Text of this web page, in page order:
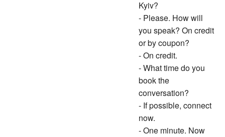
Kyiv?
- Please. How will
you speak? On credit
or by coupon?
- On credit.
- What time do you
book the
conversation?
- If possible, connect
now.
- One minute. Now